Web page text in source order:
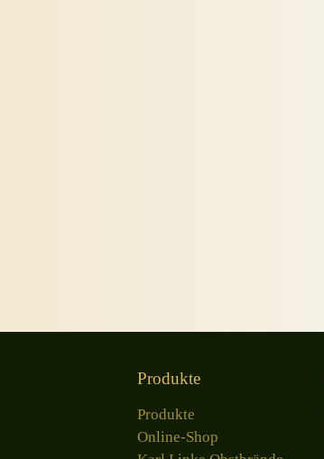
Produkte
Produkte
Online-Shop